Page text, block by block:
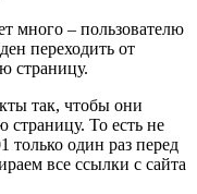
много – пользователю
переходить от
страницу.
так, чтобы они
страницу. То есть не
только один раз перед
все ссылки с сайта